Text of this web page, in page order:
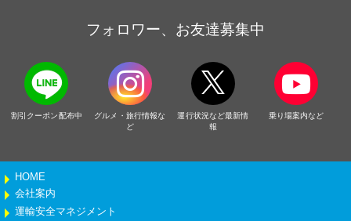
フォロワー、お友達募集中
割引クーポン配布中
グルメ・旅行情報な
ど
運行状況など最新情
報
乗り場案内など
HOME
会社案内
運輸安全マネジメント